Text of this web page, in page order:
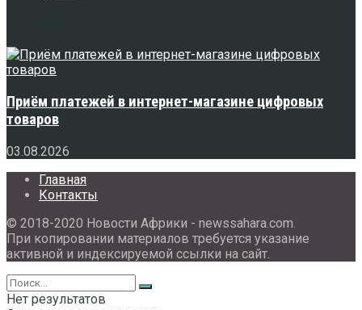
Приём платежей в интернет-магазине цифровых
товаров
03.08.2026
Главная
Контакты
© 2018-2020 Новости Африки - newssahara.com.
При копировании материалов требуется указание
активной и индексируемой ссылки на сайт.
Нет результатов